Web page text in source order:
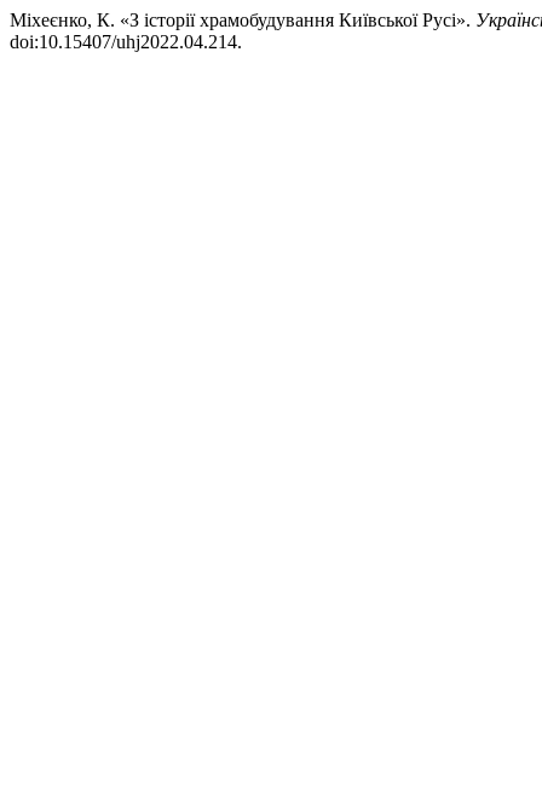
Міхеєнко, К. «З історії храмобудування Київської Русі».
doi:10.15407/uhj2022.04.214.